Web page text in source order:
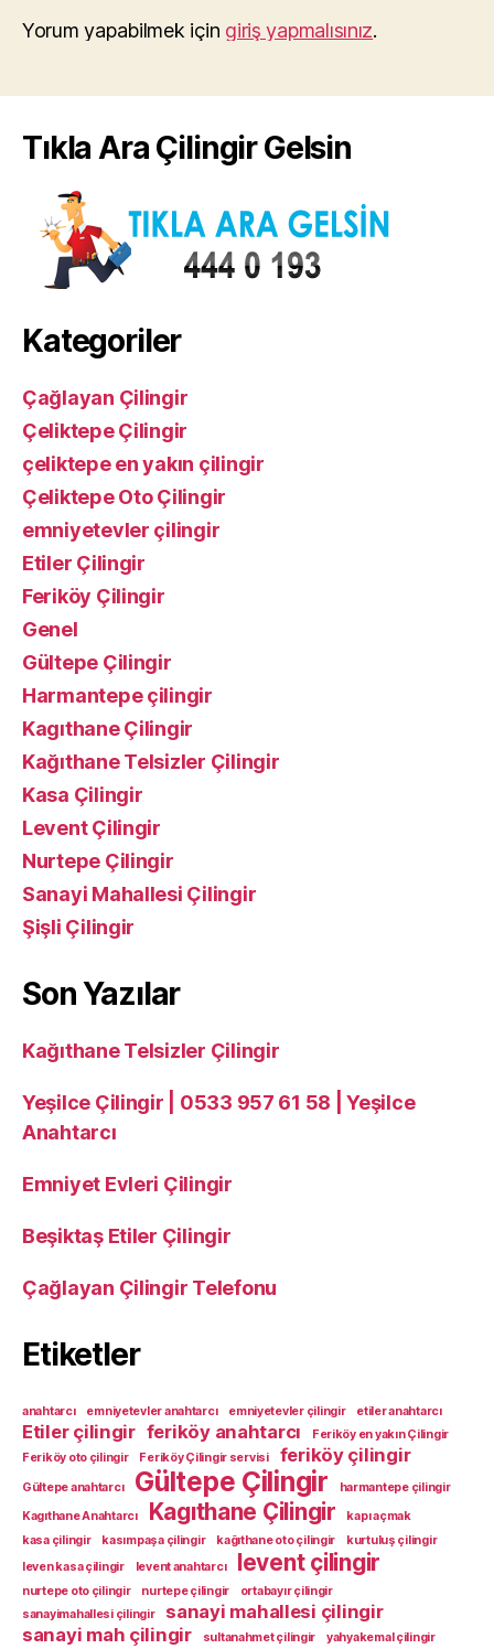
Yorum yapabilmek için giriş yapmalısınız.
Tıkla Ara Çilingir Gelsin
Kategoriler
Çağlayan Çilingir
Çeliktepe Çilingir
çeliktepe en yakın çilingir
Çeliktepe Oto Çilingir
emniyetevler çilingir
Etiler Çilingir
Feriköy Çilingir
Genel
Gültepe Çilingir
Harmantepe çilingir
Kagıthane Çilingir
Kağıthane Telsizler Çilingir
Kasa Çilingir
Levent Çilingir
Nurtepe Çilingir
Sanayi Mahallesi Çilingir
Şişli Çilingir
Son Yazılar
Kağıthane Telsizler Çilingir
Yeşilce Çilingir | 0533 957 61 58 | Yeşilce
Anahtarcı
Emniyet Evleri Çilingir
Beşiktaş Etiler Çilingir
Çağlayan Çilingir Telefonu
Etiketler
anahtarcı emniyetevler anahtarcı emniyetevler çilingir etiler anahtarcı
Etiler çilingir feriköy anahtarcı
Feriköy en yakın Çilingir
Feriköy oto çilingir
Feriköy Çilingir servisi feriköy çilingir
Gültepe anahtarcı Gültepe Çilingir
harmantepe çilingir
Kagıthane Anahtarcı
Kagıthane Çilingir
kapı açmak
kasa çilingir
kasımpaşa çilingir kağıthane oto çilingir
kurtuluş çilingir
leven kasa çilingir
levent anahtarcı levent çilingir
nurtepe oto çilingir nurtepe çilingir
ortabayır çilingir
sanayimahallesi çilingir
sanayi mahallesi çilingir
sanayi mah çilingir
sultanahmet çilingir yahyakemal çilingir